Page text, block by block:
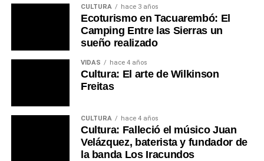
CULTURA hace 3 años
Ecoturismo en Tacuarembó: El
Camping Entre las Sierras un
sueño realizado
VIDAS hace 4 años
Cultura: El arte de Wilkinson
Freitas
CULTURA hace 4 años
Cultura: Falleció el músico Juan
Velázquez, baterista y fundador de
la banda Los Iracundos